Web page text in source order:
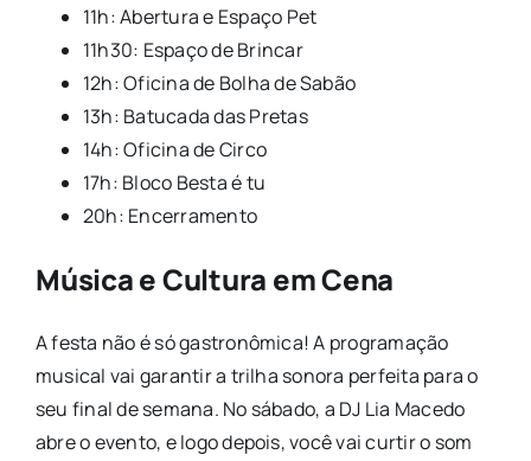
11h: Abertura e Espaço Pet
11h30: Espaço de Brincar
12h: Oficina de Bolha de Sabão
13h: Batucada das Pretas
14h: Oficina de Circo
17h: Bloco Besta é tu
20h: Encerramento
Música e Cultura em Cena
A festa não é só gastronômica! A programação
musical vai garantir a trilha sonora perfeita para o
seu final de semana. No sábado, a DJ Lia Macedo
abre o evento, e logo depois, você vai curtir o som